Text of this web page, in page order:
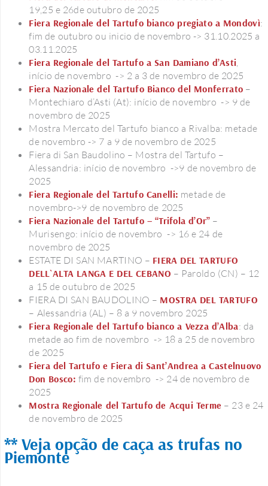
19,25 e 26de outubro de 2025
Fiera Regionale del Tartufo bianco pregiato a Mondovì:
fim de outubro ou inicio de novembro -> 31.10.2025 a
03.11.2025
Fiera Regionale del Tartufo a San Damiano d’Asti,
início de novembro -> 2 a 3 de novembro de 2025
Fiera Nazionale del Tartufo Bianco del Monferrato –
Montechiaro d’Asti (At): início de novembro -> 9 de
novembro de 2025
Mostra Mercato del Tartufo bianco a Rivalba: metade
de novembro -> 7 a 9 de novembro de 2025
Fiera di San Baudolino – Mostra del Tartufo –
Alessandria: início de novembro ->9 de novembro de
2025
Fiera Regionale del Tartufo Canelli: metade de
novembro->9 de novembro de 2025
Fiera Nazionale del Tartufo – “Trifola d’Or” –
Murisengo: início de novembro -> 16 e 24 de
novembro de 2025
ESTATE DI SAN MARTINO – FIERA DEL TARTUFO
DELL`ALTA LANGA E DEL CEBANO – Paroldo (CN) – 12
a 15 de outubro de 2025
FIERA DI SAN BAUDOLINO – MOSTRA DEL TARTUFO
– Alessandria (AL) – 8 a 9 novembro 2025
Fiera Regionale del Tartufo bianco a Vezza d’Alba: da
metade ao fim de novembro -> 18 a 25 de novembro
de 2025
Fiera del Tartufo e Fiera di Sant’Andrea a Castelnuovo
Don Bosco: fim de novembro -> 24 de novembro de
2025
Mostra Regionale del Tartufo de Acqui Terme – 23 e 24
de novembro de 2025
** Veja opção de caça as trufas no
Piemonte